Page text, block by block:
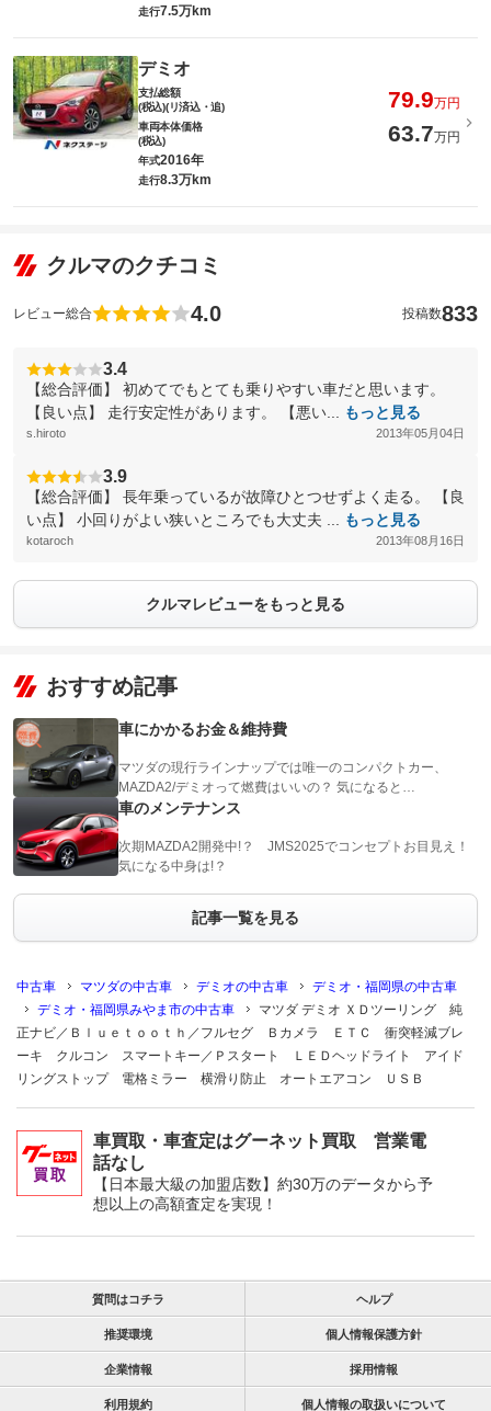
走行7.5万km
デミオ
支払総額
(税込)(リ済込・追)
79.9万円
車両本体価格
(税込)
63.7万円
年式2016年
走行8.3万km
クルマのクチコミ
レビュー総合 4.0 投稿数833
3.4
【総合評価】 初めてでもとても乗りやすい車だと思います。
【良い点】 走行安定性があります。 【悪い...
もっと見る
s.hiroto 2013年05月04日
3.9
【総合評価】 長年乗っているが故障ひとつせずよく走る。 【良
い点】 小回りがよい狭いところでも大丈夫 ...
もっと見る
kotaroch 2013年08月16日
クルマレビューをもっと見る
おすすめ記事
車にかかるお金＆維持費
マツダの現行ラインナップでは唯一のコンパクトカー、
MAZDA2/デミオって燃費はいいの？ 気になると…
車のメンテナンス
次期MAZDA2開発中!？ JMS2025でコンセプトお目見え！
気になる中身は!？
記事一覧を見る
中古車 マツダの中古車 デミオの中古車
デミオ・福岡県の中古車
デミオ・福岡県みやま市の中古車
マツダ デミオ ＸＤツーリング 純
正ナビ／Ｂｌｕｅｔｏｏｔｈ／フルセグ Ｂカメラ ＥＴＣ 衝突軽減ブレ
ーキ クルコン スマートキー／Ｐスタート ＬＥＤヘッドライト アイド
リングストップ 電格ミラー 横滑り防止 オートエアコン ＵＳＢ
車買取・車査定はグーネット買取 営業電
話なし
【日本最大級の加盟店数】約30万のデータから予
想以上の高額査定を実現！
質問はコチラ ヘルプ
推奨環境 個人情報保護方針
企業情報 採用情報
利用規約 個人情報の取扱いについて